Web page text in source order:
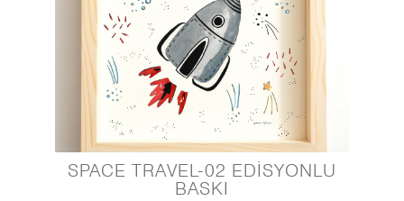
SPACE TRAVEL-02 EDİSYONLU
BASKI